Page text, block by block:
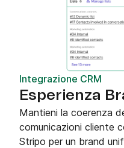
Integrazione CRM
Esperienza
Mantieni la coerenza
comunicazioni cliente
Stripo per un brand